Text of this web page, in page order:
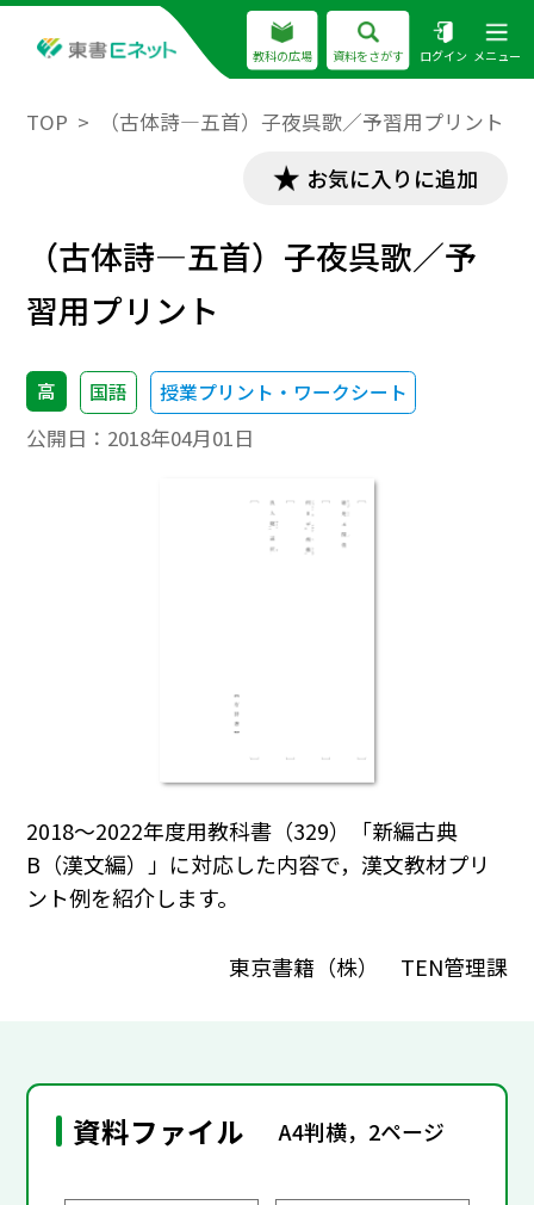
教科の広場 資料をさがす ログイン メニュー
TOP （古体詩―五首）子夜呉歌／予習用プリント
お気に入りに追加
（古体詩―五首）子夜呉歌／予
習用プリント
高 国語 授業プリント・ワークシート
公開日： 2018年04月01日
2018～2022年度用教科書（329）「新編古典
B（漢文編）」に対応した内容で，漢文教材プリ
ント例を紹介します。
東京書籍（株） TEN管理課
資料ファイル A4判横，2ページ